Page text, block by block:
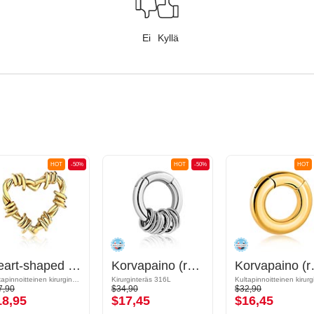
Ei Kyllä
-50%
HOT
Heart-shaped ear weight (surgical steel, gold, shiny finish)
-50%
HOT
Korvapaino (ruostumaton teräs, hopea, kiiltävä pinta)
Kirurginteräs 316L
$34,90
$17,45
HOT
$32,90
$16,45